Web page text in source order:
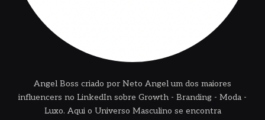
Angel Boss criado por Neto Angel um dos maiores
influencers no LinkedIn sobre Growth - Branding - Moda -
Luxo. Aqui o Universo Masculino se encontra